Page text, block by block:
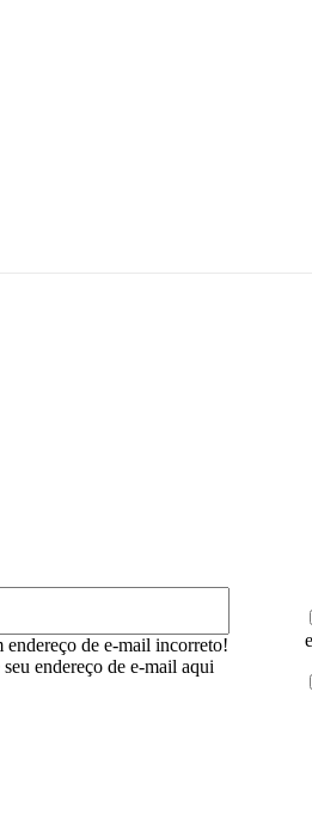
de e-mail incorreto!
endereço de e-mail aqui